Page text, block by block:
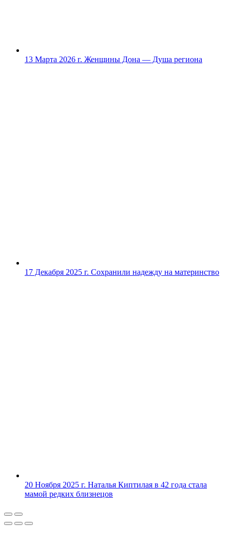
13 Марта 2026 г. Женщины Дона — Душа региона
17 Декабря 2025 г. Сохранили надежду на материнство
20 Ноября 2025 г. Наталья Киптилая в 42 года стала
мамой редких близнецов